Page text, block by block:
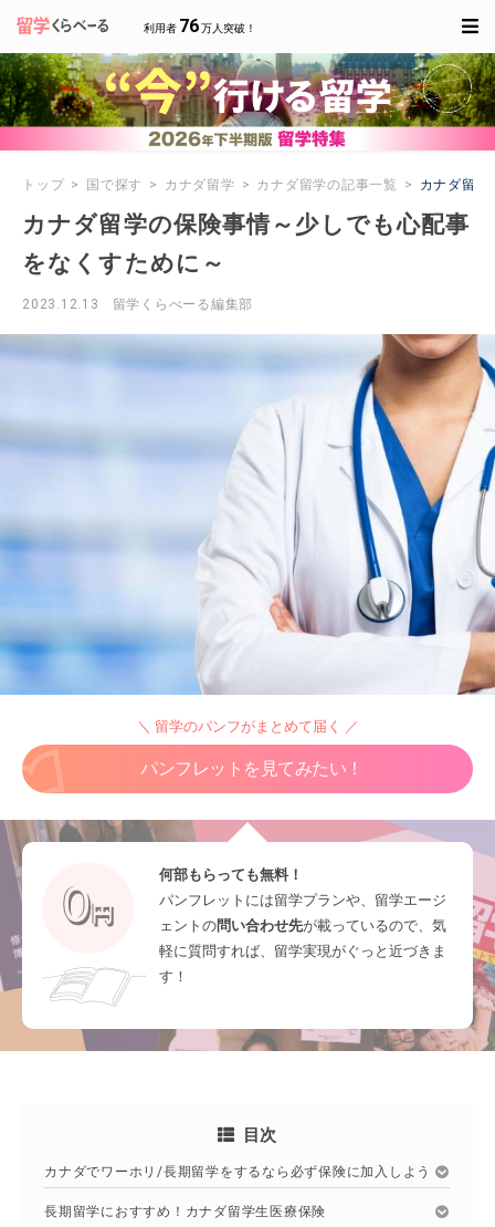
利用者 76万人突破！
トップ 国で探す カナダ留学 カナダ留学の記事一覧 カナダ留学
カナダ留学の保険事情～少しでも心配事
をなくすために～
2023.12.13 留学くらべーる編集部
＼ 留学のパンフがまとめて届く ／
パンフレットを見てみたい！
何部もらっても無料！
パンフレットには留学プランや、留学エージ
ェントの問い合わせ先が載っているので、気
軽に質問すれば、留学実現がぐっと近づきま
す！
目次
カナダでワーホリ/長期留学をするなら必ず保険に加入しよう
長期留学におすすめ！カナダ留学生医療保険